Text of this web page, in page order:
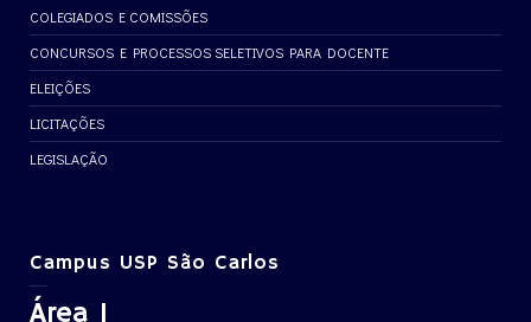
COLEGIADOS E COMISSÕES
CONCURSOS E PROCESSOS SELETIVOS PARA DOCENTE
ELEIÇÕES
LICITAÇÕES
LEGISLAÇÃO
Campus USP São Carlos
Área 1